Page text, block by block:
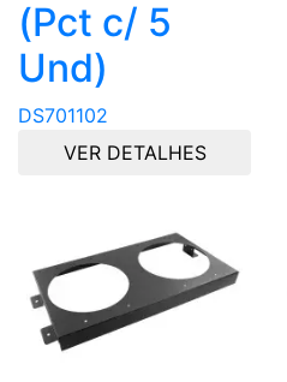
(Pct c/ 5
Und)
DS701102
VER DETALHES